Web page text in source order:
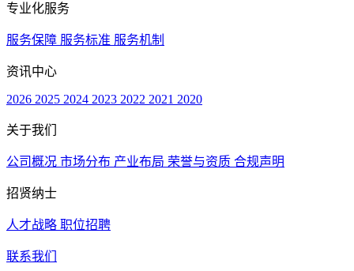
专业化服务
服务保障 服务标准 服务机制
资讯中心
2026 2025 2024 2023 2022 2021 2020
关于我们
公司概况 市场分布 产业布局 荣誉与资质 合规声明
招贤纳士
人才战略 职位招聘
联系我们